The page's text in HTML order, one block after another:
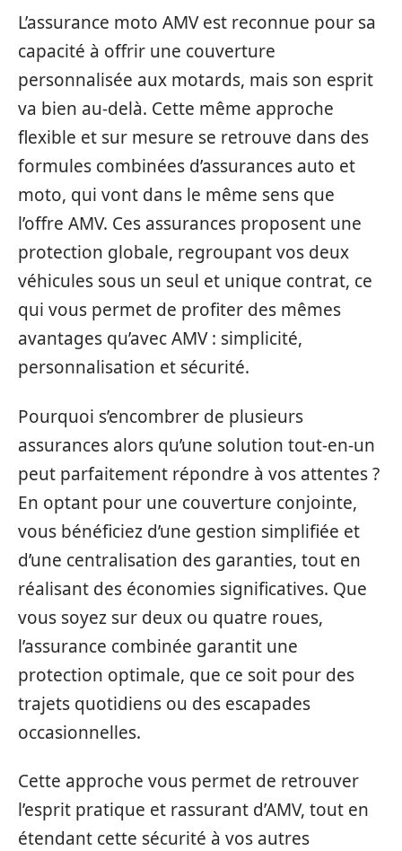
L’assurance moto AMV est reconnue pour sa
capacité à offrir une couverture
personnalisée aux motards, mais son esprit
va bien au-delà. Cette même approche
flexible et sur mesure se retrouve dans des
formules combinées d’assurances auto et
moto, qui vont dans le même sens que
l’offre AMV. Ces assurances proposent une
protection globale, regroupant vos deux
véhicules sous un seul et unique contrat, ce
qui vous permet de profiter des mêmes
avantages qu’avec AMV : simplicité,
personnalisation et sécurité.
Pourquoi s’encombrer de plusieurs
assurances alors qu’une solution tout-en-un
peut parfaitement répondre à vos attentes ?
En optant pour une couverture conjointe,
vous bénéficiez d’une gestion simplifiée et
d’une centralisation des garanties, tout en
réalisant des économies significatives. Que
vous soyez sur deux ou quatre roues,
l’assurance combinée garantit une
protection optimale, que ce soit pour des
trajets quotidiens ou des escapades
occasionnelles.
Cette approche vous permet de retrouver
l’esprit pratique et rassurant d’AMV, tout en
étendant cette sécurité à vos autres